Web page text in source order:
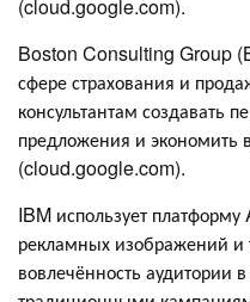
(cloud.google.com).
Boston Consulting Group
сфере страхования и
консультантам создавать
предложения и экономить
(cloud.google.com).
IBM использует
рекламных изображений и
вовлечённость аудитории